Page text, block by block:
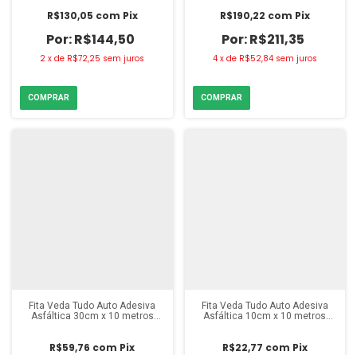
R$144,50
R$130,05 com Pix
2 xde R$72,25 sem juros
R$211,35
R$190,22 com Pix
4 x de R$52,84 sem juros
Fita Veda Tudo Auto Adesiva
Asfáltica 30cm x 10 metros
R$59,76 com Pix
Fita Veda Tudo Auto Adesiva
Asfáltica 10cm x 10 metros
R$22,77 com Pix